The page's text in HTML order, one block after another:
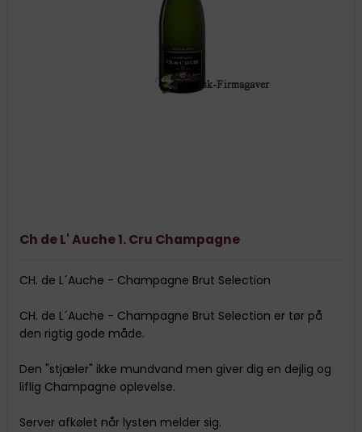
Ch de L' Auche 1. Cru Champagne
CH. de L´Auche - Champagne Brut Selection
CH. de L´Auche - Champagne Brut Selection er tør på
den rigtig gode måde.
Den "stjæler" ikke mundvand men giver dig en dejlig og
liflig Champagne oplevelse.
Server afkølet når lysten melder sig.